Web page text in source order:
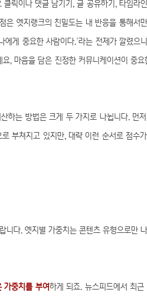
클릭이나 댓글 남기기, 글 공유하기, 타임라
엣지랭크의 친밀도는 내 반응을 통해서
게 중요한 사람이다.’라는 전제가 깔렸으
, 마음을 담은 진정한 커뮤니케이션이 중요
하는 방법은 크게 두 가지로 나뉩니다. 먼
부쳐지고 있지만, 대략 이런 순서로 점수
다. 엣지별 가중치는 콘텐츠 유형으로만
가중치를 부여하게 되죠. 뉴스피드에서 최근